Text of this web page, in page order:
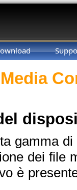
gamma
dei file
è